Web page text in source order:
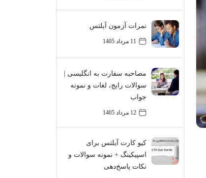
نمرات آزمون آیلتس
11 مرداد 1405
مصاحبه سفارت به انگلیسی |
سوالات رایج، لغات و نمونه
جواب
12 مرداد 1405
کیو کارت آیلتس برای
اسپیکینگ + نمونه سوالات و
نکات پاسخ‌دهی